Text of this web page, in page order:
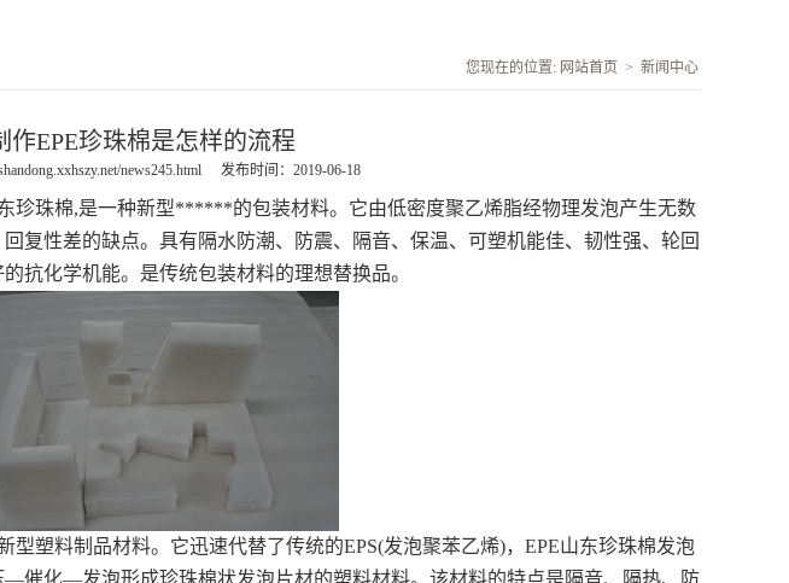
您现在的位置: 网站首页 > 新闻中心
作EPE珍珠棉是怎样的流程
news245.html 发布时间：2019-06-18
珍珠棉,是一种新型******的包装材料。它由低密度聚乙烯脂经物理发泡产生无数
复性差的缺点。具有隔水防潮、防震、隔音、保温、可塑机能佳、韧性强、轮回
抗化学机能。是传统包装材料的理想替换品。
型塑料制品材料。它迅速代替了传统的EPS(发泡聚苯乙烯)， EPE山东珍珠棉发泡
化—发泡形成珍珠棉状发泡片材的塑料材料。该材料的特点是隔音、隔热、防